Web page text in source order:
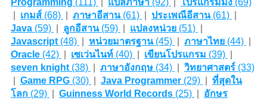
Programming (111) แปลภาษา(92) โปรแกรมมิ่ง(69)
เกมส์(68) ภาษาอีสาน(61) ประเพณีอีสาน(61)
Java(59) ลูกอีสาน(59) แปลงหน่วย(51)
Javascript(48) หน่วยมาตรฐาน(45) ภาษาไทย(44)
Oracle(42) เซเว่นไนท์(40) เขียนโปรแกรม (39)
seven knight(38) ภาษาอังกฤษ(34) วิทยาศาสตร์(33)
Game RPG(30) Java Programmer(29)
ที่สุดใน
โลก(29) Guinness World Records(25)
อักษร